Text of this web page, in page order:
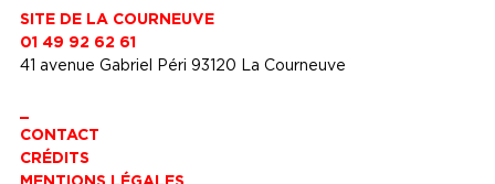
SITE DE LA COURNEUVE
01 49 92 62 61
41 avenue Gabriel Péri 93120 La Courneuve
CONTACT
CRÉDITS
MENTIONS LÉGALES